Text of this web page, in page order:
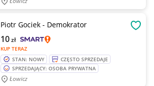
Piotr Gociek - Demokrator
KUP TERAZ
10zł
STAN: NOWY
CZĘSTO SPRZEDAJE
SPRZEDAJĄCY: OSOBA PRYWATNA
Łowicz